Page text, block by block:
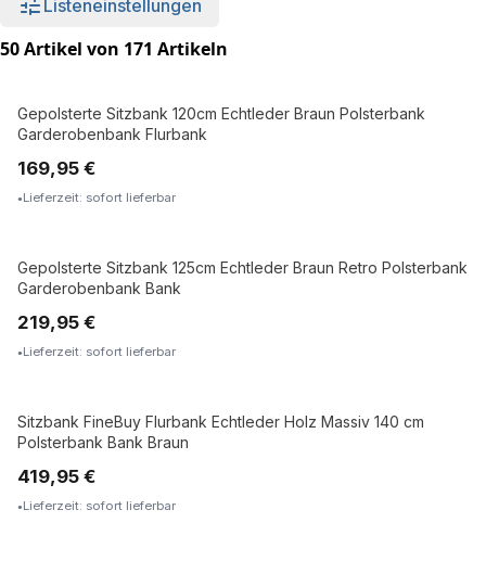
Listeneinstellungen
50 Artikel von 171 Artikeln
ECHTLEDER
Gepolsterte Sitzbank 120cm Echtleder Braun Polsterbank
Garderobenbank Flurbank
169,95 €
Lieferzeit: sofort lieferbar
ECHTLEDER
Gepolsterte Sitzbank 125cm Echtleder Braun Retro Polsterbank
Garderobenbank Bank
219,95 €
Lieferzeit: sofort lieferbar
ECHTLEDER
Sitzbank FineBuy Flurbank Echtleder Holz Massiv 140 cm
Polsterbank Bank Braun
419,95 €
Lieferzeit: sofort lieferbar